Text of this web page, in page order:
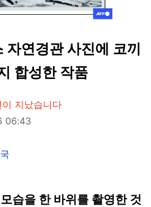
자연경관 사진에 코끼
합성한 작품
지났습니다
06:43
습을 한 바위를 촬영한 것